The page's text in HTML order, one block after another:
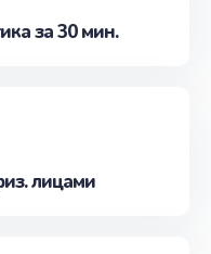
за 30 мин.
лицами